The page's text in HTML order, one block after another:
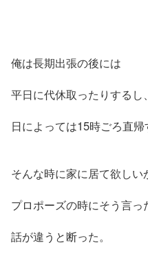
俺は長期出張の後には
平日に代休取ったりするし、
日によっては15時ごろ直帰
そんな時に家に居て欲しい
プロポーズの時にそう言っ
話が違うと断った。